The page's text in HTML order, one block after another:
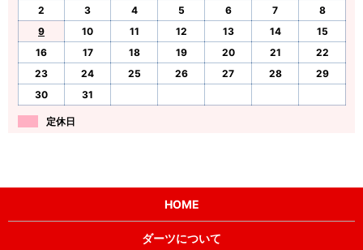
2
3 4 5 6 7
8
9
10 11 12 13 14
15
16
17 18 19 20 21
22
23
24 25 26 27 28
29
30
31
定休日
HOME
ダーツについて